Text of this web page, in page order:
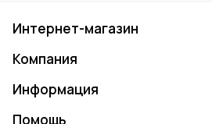
Интернет-магазин
Компания
Информация
Помощь